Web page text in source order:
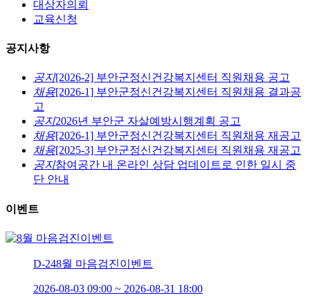
대상자의뢰
교육신청
공지사항
공지[2026-2] 부안군정신건강복지센터 직원채용 공고
채용[2026-1] 부안군정신건강복지센터 직원채용 결과공
고
공지2026년 부안군 자살예방시행계획 공고
채용[2026-1] 부안군정신건강복지센터 직원채용 재공고
채용[2025-3] 부안군정신건강복지센터 직원채용 재공고
공지참여공간 내 온라인 상담 업데이트로 인한 일시 중
단 안내
이벤트
D-248월 마음검진이벤트
2026-08-03 09:00 ~ 2026-08-31 18:00